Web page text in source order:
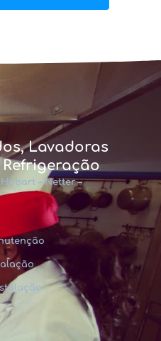
Lavadoras
Refrigeração
– Netter –